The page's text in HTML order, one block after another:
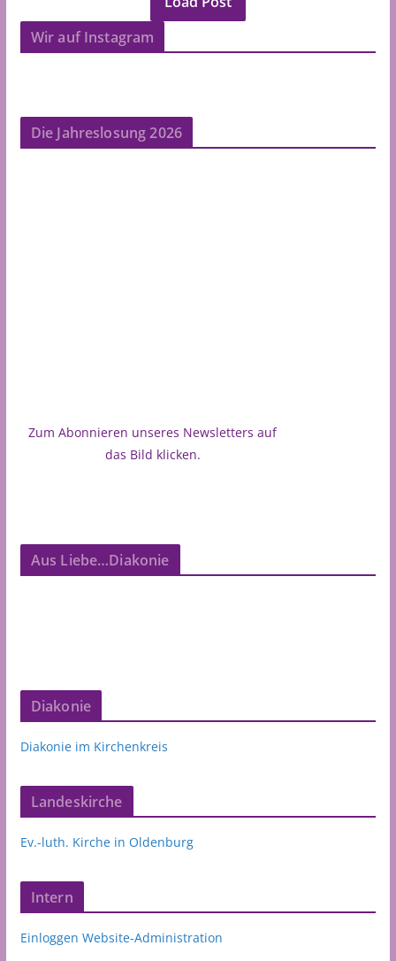
Wir auf Instagram
Die Jahreslosung 2026
Zum Abonnieren unseres Newsletters auf
das Bild klicken.
Aus Liebe…Diakonie
Diakonie
Diakonie im Kirchenkreis
Landeskirche
Ev.-luth. Kirche in Oldenburg
Intern
Einloggen Website-Administration